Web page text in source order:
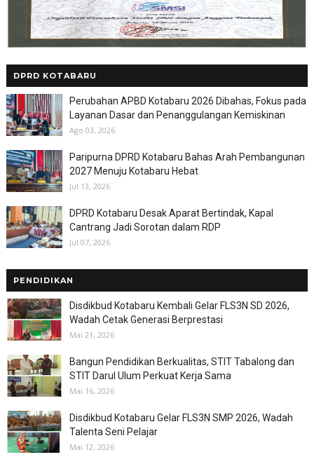
DPRD KOTABARU
Perubahan APBD Kotabaru 2026 Dibahas, Fokus pada
Layanan Dasar dan Penanggulangan Kemiskinan
Ago 03, 2026
Paripurna DPRD Kotabaru Bahas Arah Pembangunan
2027 Menuju Kotabaru Hebat
Jul 13, 2026
DPRD Kotabaru Desak Aparat Bertindak, Kapal
Cantrang Jadi Sorotan dalam RDP
Jul 07, 2026
PENDIDIKAN
Disdikbud Kotabaru Kembali Gelar FLS3N SD 2026,
Wadah Cetak Generasi Berprestasi
Mai 21, 2026
Bangun Pendidikan Berkualitas, STIT Tabalong dan
STIT Darul Ulum Perkuat Kerja Sama
Mai 16, 2026
Disdikbud Kotabaru Gelar FLS3N SMP 2026, Wadah
Talenta Seni Pelajar
Mai 12, 2026